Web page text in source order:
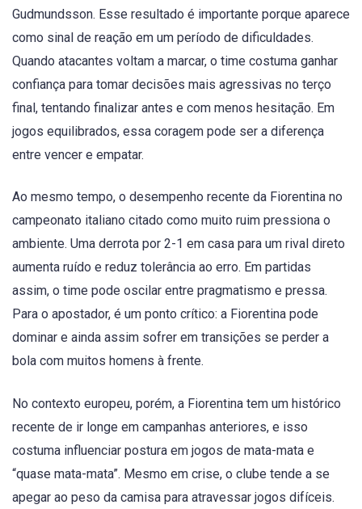
Gudmundsson. Esse resultado é importante porque aparece
como sinal de reação em um período de dificuldades.
Quando atacantes voltam a marcar, o time costuma ganhar
confiança para tomar decisões mais agressivas no terço
final, tentando finalizar antes e com menos hesitação. Em
jogos equilibrados, essa coragem pode ser a diferença
entre vencer e empatar.
Ao mesmo tempo, o desempenho recente da Fiorentina no
campeonato italiano citado como muito ruim pressiona o
ambiente. Uma derrota por 2-1 em casa para um rival direto
aumenta ruído e reduz tolerância ao erro. Em partidas
assim, o time pode oscilar entre pragmatismo e pressa.
Para o apostador, é um ponto crítico: a Fiorentina pode
dominar e ainda assim sofrer em transições se perder a
bola com muitos homens à frente.
No contexto europeu, porém, a Fiorentina tem um histórico
recente de ir longe em campanhas anteriores, e isso
costuma influenciar postura em jogos de mata-mata e
“quase mata-mata”. Mesmo em crise, o clube tende a se
apegar ao peso da camisa para atravessar jogos difíceis.